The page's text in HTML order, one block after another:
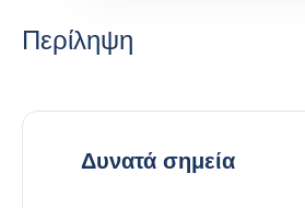
Περίληψη
Δυνατά σημεία